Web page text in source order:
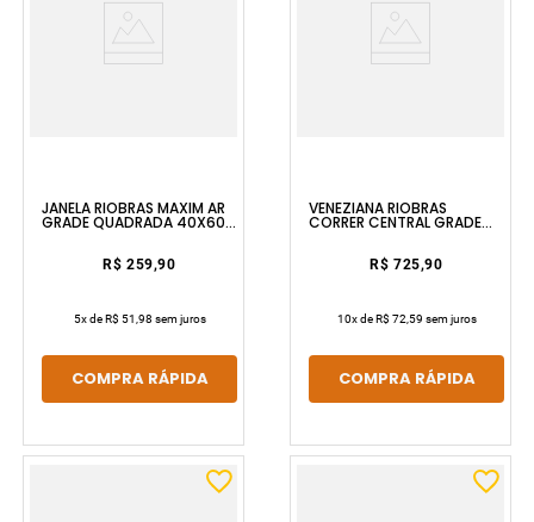
JANELA RIOBRAS MAXIM AR
GRADE QUADRADA 40X60
SEM PINTURA E SEM VIDRO
R$ 259,90
5x deR$ 51,98 sem juros
COMPRA RÁPIDA
VENEZIANA RIOBRAS
CORRER CENTRAL GRADE
R$ 725,90
10x deR$ 72,59 sem juros
COMPRA RÁPIDA